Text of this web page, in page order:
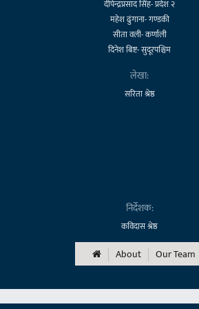
दीपेन्द्रप्रसाद सिंह- प्रदेश २
महेश ढुंगाना- गण्डकी
सीता वली- कर्णाली
दिनेश बिष्ट- सुदूरपश्चिम
लेखा:
सरिता श्रेष्ठ
निर्देशक:
कविदास श्रेष्ठ
About Our Team